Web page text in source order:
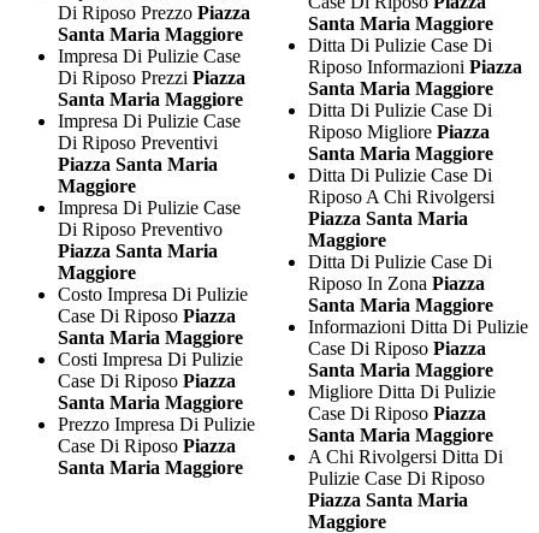
Di Riposo Prezzo Piazza
Santa Maria Maggiore
Impresa Di Pulizie Case
Di Riposo Prezzi Piazza
Santa Maria Maggiore
Impresa Di Pulizie Case
Di Riposo Preventivi
Piazza Santa Maria
Maggiore
Impresa Di Pulizie Case
Di Riposo Preventivo
Piazza Santa Maria
Maggiore
Costo Impresa Di Pulizie
Case Di Riposo Piazza
Santa Maria Maggiore
Costi Impresa Di Pulizie
Case Di Riposo Piazza
Santa Maria Maggiore
Prezzo Impresa Di Pulizie
Case Di Riposo Piazza
Santa Maria Maggiore
Santa Maria Maggiore
Ditta Di Pulizie Case Di
Riposo InformazioniPiazza
Santa Maria Maggiore
Ditta Di Pulizie Case Di
Riposo MigliorePiazza
Santa Maria Maggiore
Ditta Di Pulizie Case Di
Riposo A Chi Rivolgersi
Piazza Santa Maria
Maggiore
Ditta Di Pulizie Case Di
Riposo In ZonaPiazza
Santa Maria Maggiore
Informazioni Ditta Di Pulizie
Case Di RiposoPiazza
Santa Maria Maggiore
Migliore Ditta Di Pulizie
Case Di RiposoPiazza
Santa Maria Maggiore
A Chi Rivolgersi Ditta Di
Pulizie Case Di Riposo
Piazza Santa Maria
Maggiore